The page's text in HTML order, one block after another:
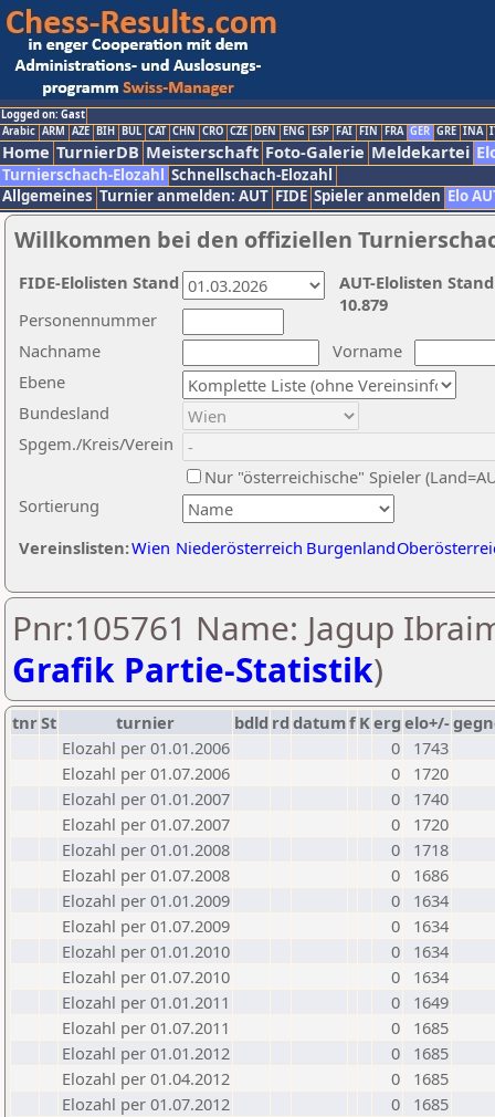
Logged on: Gast
Arabic ARM AZE BIH BUL CAT CHN CRO CZE DEN ENG ESP FAI FIN FRA GER GRE INA
Home TurnierDB Meisterschaft Foto-Galerie Meldekartei
Turnierschach-Elozahl Schnellschach-Elozahl
Allgemeines Turnier anmelden: AUT FIDE Spieler anmelden Elo
Willkommen bei den offiziellen
Nachname
Vorname
Ebene
Sortierung
Personennummer
Bundesland
Spgem./Kreis/Verein
Nur "österreichische" Spieler
Vereinslisten:Wien Niederösterreich Burgenland
AUT-Elolisten
10.879
FIDE-Elolisten Stand
Pnr:105761 Name: Jagup
Grafik Partie-Statistik)
tnrSt turnier bdld rd datumf Kerg elo+/-
Elozahl per 01.01.2006
0
1743
Elozahl per 01.07.2006
0
1720
Elozahl per 01.01.2007
0
1740
Elozahl per 01.07.2007
0
1720
Elozahl per 01.01.2008
0
1718
Elozahl per 01.07.2008
0
1686
Elozahl per 01.01.2009
0
1634
Elozahl per 01.07.2009
0
1634
Elozahl per 01.01.2010
0
1634
Elozahl per 01.07.2010
0
1634
Elozahl per 01.01.2011
0
1649
Elozahl per 01.07.2011
0
1685
Elozahl per 01.01.2012
0
1685
Elozahl per 01.04.2012
0
1685
Elozahl per 01.07.2012
0
1685